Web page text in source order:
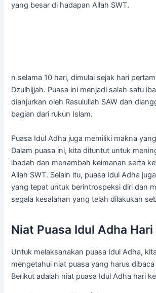
yang besar di hadapan Allah SWT.
n selama 10 hari, dimulai sejak hari
Dzulhijjah. Puasa ini menjadi salah satu
dianjurkan oleh Rasulullah SAW dan
bagian dari rukun Islam.
Puasa Idul Adha juga memiliki makna
Dalam puasa ini, kita dituntut untuk
ibadah dan menambah keimanan serta
Allah SWT. Selain itu, puasa Idul Adha
yang tepat untuk berintrospeksi diri dan
segala kesalahan yang telah dilakukan
Niat Puasa Idul Adha Hari
Untuk melaksanakan puasa Idul Adha,
mengetahui niat puasa yang harus
Berikut adalah niat puasa Idul Adha hari